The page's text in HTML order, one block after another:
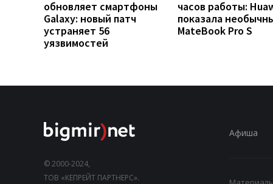
обновляет смартфоны
Galaxy: новый патч
устраняет 56
уязвимостей
часов работы:
показала
MateBook Pro S
© 2000-2024,
ТОВ «КЕПРЕЙТ ПАРТНЕРС».
Афиша